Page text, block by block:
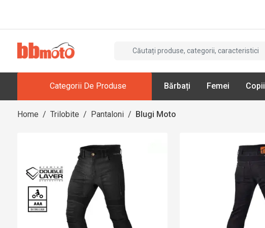
Categorii De Produse Bărbați Femei Copii
Home / Trilobite / Pantaloni / Blugi Moto